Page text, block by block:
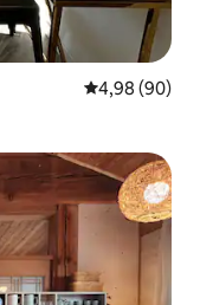
4,98 (90)